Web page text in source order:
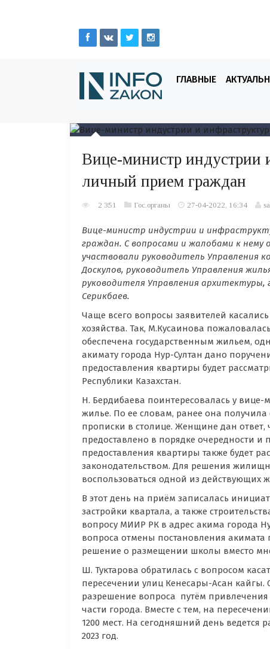
ГЛАВНЫЕ
Вице-министр индустрии
личный прием граждан
2 351 Гос.органы 27-04-2022, 16:34
Вице-министр индустрии и
граждан. С вопросами и жалобами к нему
участвовали руководитель Управления
Доскулов, руководитель Управления
руководителя Управления
Серикбаев.
Чаще всего вопросы заявителей
хозяйства. Так, М.Кусаинова
обеспечена государственным жильем,
акимату города Нур-Султан дано
предоставления квартиры будет
Республики Казахстан.
Н. Бердибаева поинтересовалась у
жилье. По ее словам, ранее она получила
прописки в столице. Женщине дан
предоставлено в порядке очередности и
предоставления квартиры также будет
законодательством. Для решения
воспользоваться одной из
В этот день на приём записалась
застройки квартала, а также
вопросу МИИР РК в адрес акима города
вопроса отмены постановления
решение о размещении школы вместо
Ш. Туктарова обратилась с вопросом
пересечении улиц Кенесары-Асан кайгы.
разрешение вопроса путём
части города. Вместе с тем, на
1200 мест. На сегодняшний день ведется
2023 год.